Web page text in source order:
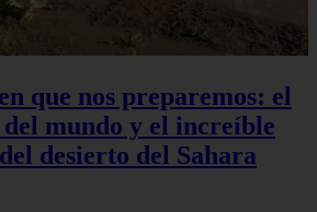
que nos preparemos: el
mundo y el increíble
desierto del Sahara